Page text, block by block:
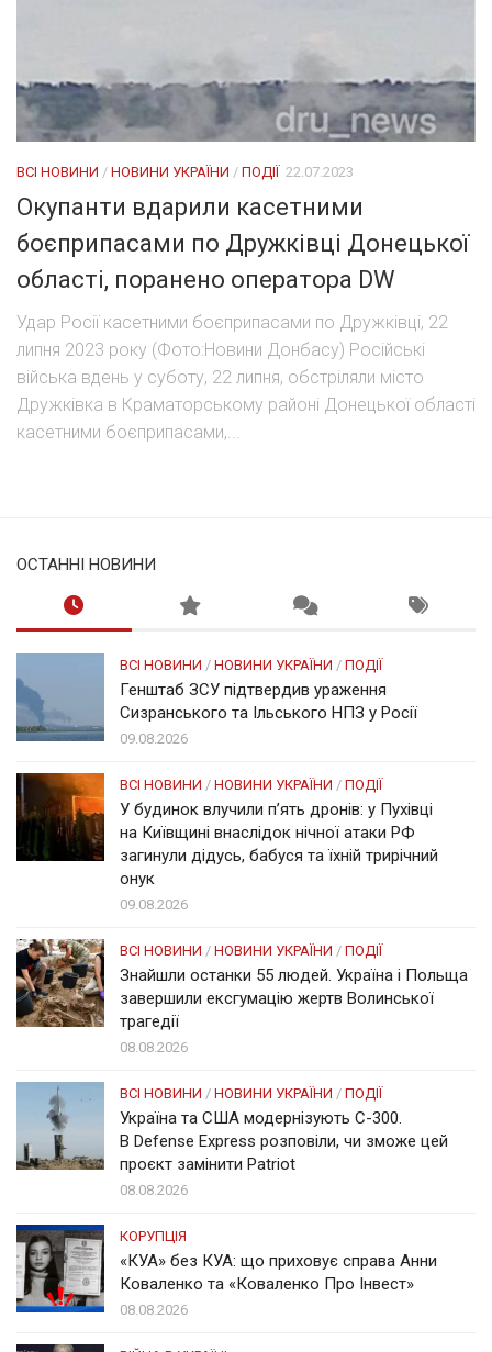
ВСІ НОВИНИ / НОВИНИ УКРАЇНИ / ПОДІЇ 22.07.2023
Окупанти вдарили касетними
боєприпасами по Дружківці Донецької
області, поранено оператора DW
Удар Росії касетними боєприпасами по Дружківці, 22
липня 2023 року (Фото:Новини Донбасу) Російські
війська вдень у суботу, 22 липня, обстріляли місто
Дружківка в Краматорському районі Донецької області
касетними боєприпасами,...
ОСТАННІ НОВИНИ
ВСІ НОВИНИ / НОВИНИ УКРАЇНИ / ПОДІЇ
Генштаб ЗСУ підтвердив ураження
Сизранського та Ільського НПЗ у Росії
09.08.2026
ВСІ НОВИНИ / НОВИНИ УКРАЇНИ / ПОДІЇ
У будинок влучили п’ять дронів: у Пухівці
на Київщині внаслідок нічної атаки РФ
загинули дідусь, бабуся та їхній трирічний
онук
09.08.2026
ВСІ НОВИНИ / НОВИНИ УКРАЇНИ / ПОДІЇ
Знайшли останки 55 людей. Україна і Польща
завершили ексгумацію жертв Волинської
трагедії
08.08.2026
ВСІ НОВИНИ / НОВИНИ УКРАЇНИ / ПОДІЇ
Україна та США модернізують С-300.
В Defense Express розповіли, чи зможе цей
проєкт замінити Patriot
08.08.2026
КОРУПЦІЯ
«КУА» без КУА: що приховує справа Анни
Коваленко та «Коваленко Про Інвест»
08.08.2026